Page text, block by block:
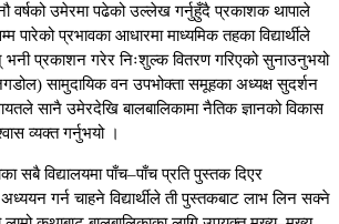
उमेरमा पढेको उल्लेख गर्नुहुँदै प्रकाशक थापाले
प्रभावका आधारमा माध्यमिक तहका विद्यार्थीले
प्रकाशन गरेर निःशुल्क वितरण गरिएको सुनाउनुभयो
सामुदायिक वन उपभोक्ता समूहका अध्यक्ष सुदर्शन
सानै उमेरदेखि बालबालिकामा नैतिक ज्ञानको विकास
व्यक्त गर्नुभयो ।
सबै विद्यालयमा पाँच–पाँच प्रति पुस्तक दिएर
गर्न चाहने विद्यार्थीले ती पुस्तकबाट लाभ लिन सक्ने